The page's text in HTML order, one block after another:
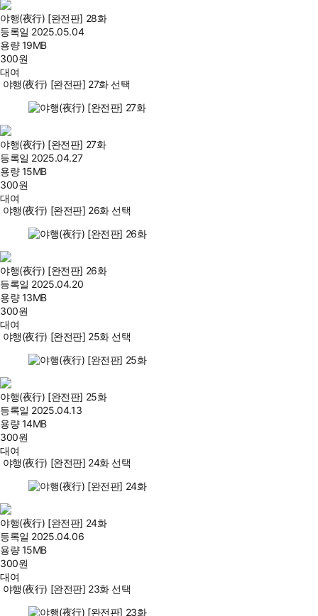
야행(夜行) [완전판] 28화
등록일 2025.05.04
용량19MB
300원
대여
야행(夜行) [완전판] 27화 선택
야행(夜行) [완전판] 27화
등록일 2025.04.27
용량15MB
300원
대여
야행(夜行) [완전판] 26화 선택
야행(夜行) [완전판] 26화
등록일 2025.04.20
용량13MB
300원
대여
야행(夜行) [완전판] 25화 선택
야행(夜行) [완전판] 25화
등록일 2025.04.13
용량14MB
300원
대여
야행(夜行) [완전판] 24화 선택
야행(夜行) [완전판] 24화
등록일 2025.04.06
용량15MB
300원
대여
야행(夜行) [완전판] 23화 선택